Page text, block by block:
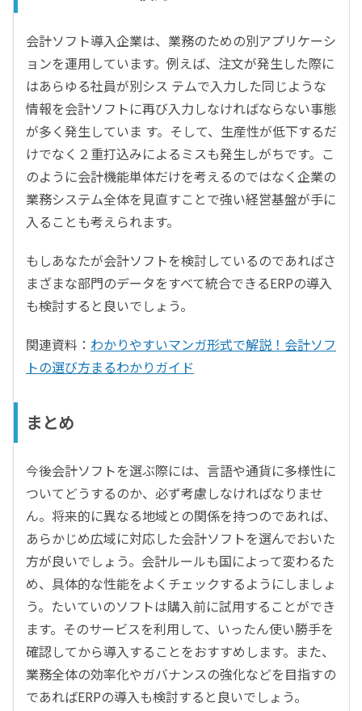
会計ソフト導入企業は、業務のための別アプリケーシ
ョンを運用しています。例えば、注文が発生した際に
はあらゆる社員が別シス テムで入力した同じような
情報を会計ソフトに再び入力しなければならない事態
が多く発生していま す。そして、生産性が低下するだ
けでなく２重打込みによるミスも発生しがちです。こ
のように会計機能単体だけを考えるのではなく企業の
業務システム全体を見直すことで強い経営基盤が手に
入ることも考えられます。
もしあなたが会計ソフトを検討しているのであればさ
まざまな部門のデータをすべて統合できるERPの導入
も検討すると良いでしょう。
関連資料： わかりやすいマンガ形式で解説！会計ソフ
トの選び方まるわかりガイド
まとめ
今後会計ソフトを選ぶ際には、言語や通貨に多様性に
ついてどうするのか、必ず考慮しなければなりませ
ん。将来的に異なる地域との関係を持つのであれば、
あらかじめ広域に対応した会計ソフトを選んでおいた
方が良いでしょう。会計ルールも国によって変わるた
め、具体的な性能をよくチェックするようにしましょ
う。たいていのソフトは購入前に試用することができ
ます。そのサービスを利用して、いったん使い勝手を
確認してから導入することをおすすめします。また、
業務全体の効率化やガバナンスの強化などを目指すの
であればERPの導入も検討すると良いでしょう。